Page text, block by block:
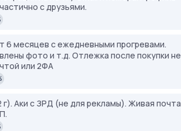
с друзьями.
6 месяцев с ежедневными прогревами.
фото и т.д. Отлежка после покупки не
или 2ФА
Аки с ЗРД (не для рекламы). Живая почта